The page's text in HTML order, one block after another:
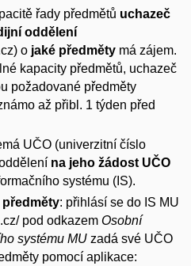
řady předmětů uchazeč
oddělení
o jaké předměty má zájem.
kapacity předmětů, uchazeč
požadované předměty
až přibl. 1 týden před
UČO (univerzitní číslo
na jeho žádost UČO
systému (IS).
předměty: přihlásí se do IS MU
pod odkazem Osobní
systému MU zadá své UČO
pomocí aplikace: